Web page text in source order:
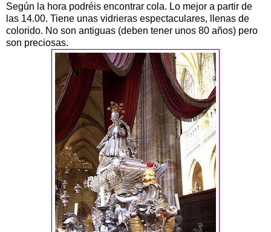
Según la hora podréis encontrar cola. Lo mejor a partir de
las 14.00. Tiene unas vidrieras espectaculares, llenas de
colorido. No son antiguas (deben tener unos 80 años) pero
son preciosas.